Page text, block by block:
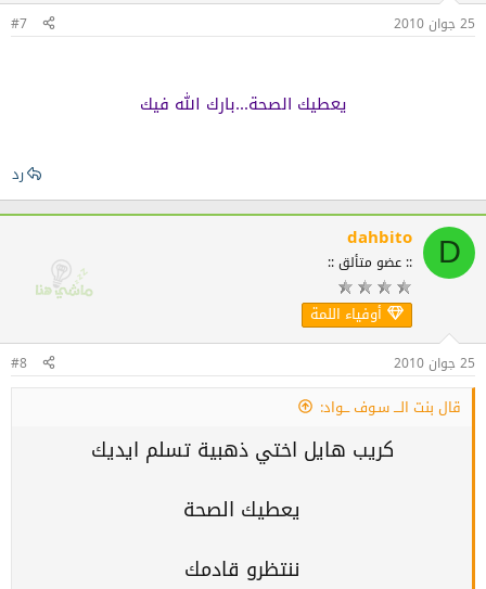
25 جوان 2010 #7
يعطيك الصحة...بارك الله فيك
رد
D
dahbito
:: عضو متألق ::
أوفياء اللمة
25 جوان 2010 #8
قال بنت الـــ سـوف ـــواد:
كريب هايل اختي ذهبية تسلم ايديك
يعطيك الصحة
ننتظرو قادمك